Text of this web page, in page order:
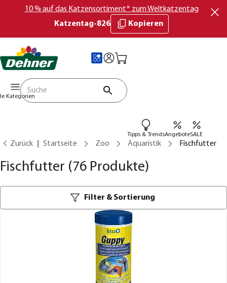
10 % auf das Katzensortiment* zum Weltkatzentag
Katzentag-826
Kopieren
Kategorien
Tipps & TrendsAngeboteSALE
Zurück Startseite Zoo Aquaristik Fischfutter
Fischfutter (76 Produkte)
Filter & Sortierung